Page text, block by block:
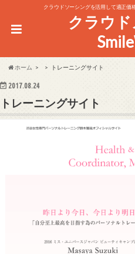
クラウドソーシングを活用して適正価
クラウ
ホーム トレーニングサイト
2017.08.24
トレーニングサイト